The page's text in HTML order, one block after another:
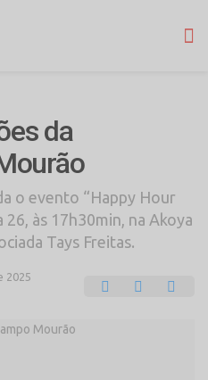
da
o evento “Happy Hour
às 17h30min, na Akoya
Tays Freitas.
2025